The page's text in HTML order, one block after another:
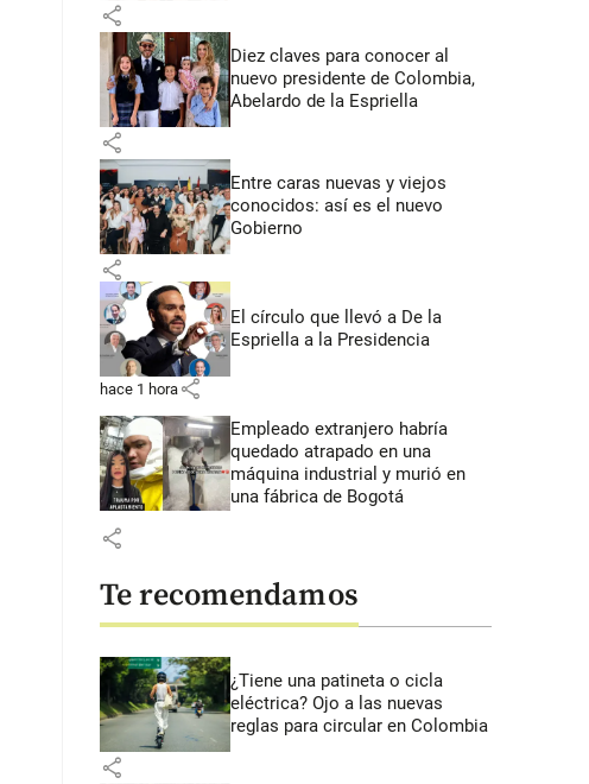
share
Diez claves para conocer al
nuevo presidente de Colombia,
Abelardo de la Espriella
share
Entre caras nuevas y viejos
conocidos: así es el nuevo
Gobierno
share
El círculo que llevó a De la
Espriella a la Presidencia
hace 1 hora share
Empleado extranjero habría
quedado atrapado en una
máquina industrial y murió en
una fábrica de Bogotá
share
Te recomendamos
¿Tiene una patineta o cicla
eléctrica? Ojo a las nuevas
reglas para circular en Colombia
share